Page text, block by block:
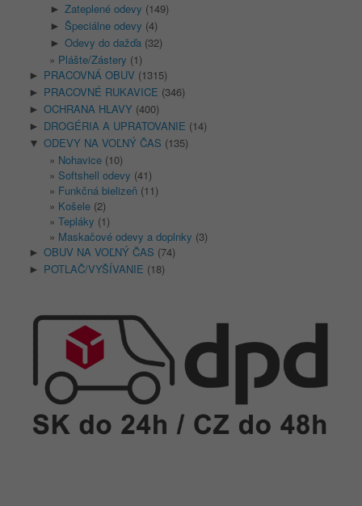
► Zateplené odevy (149)
► Špeciálne odevy (4)
► Odevy do dažďa (32)
Plášte/Zástery (1)
► PRACOVNÁ OBUV (1315)
► PRACOVNÉ RUKAVICE (346)
► OCHRANA HLAVY (400)
► DROGÉRIA A UPRATOVANIE (14)
▼ ODEVY NA VOĽNÝ ČAS (135)
Nohavice (10)
Softshell odevy (41)
Funkčná bielizeň (11)
Košele (2)
Tepláky (1)
Maskačové odevy a doplnky (3)
► OBUV NA VOĽNÝ ČAS (74)
► POTLAČ/VYŠÍVANIE (18)